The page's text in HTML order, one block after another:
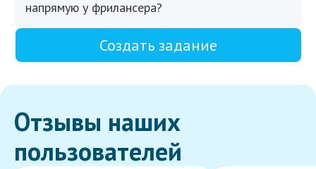
напрямую у фрилансера?
Создать задание
Отзывы наших
пользователей